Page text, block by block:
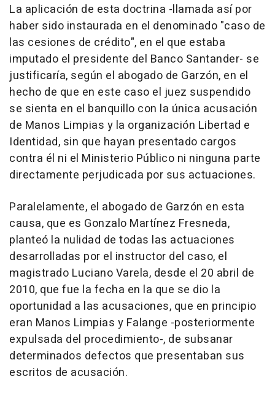
La aplicación de esta doctrina -llamada así por
haber sido instaurada en el denominado "caso de
las cesiones de crédito", en el que estaba
imputado el presidente del Banco Santander- se
justificaría, según el abogado de Garzón, en el
hecho de que en este caso el juez suspendido
se sienta en el banquillo con la única acusación
de Manos Limpias y la organización Libertad e
Identidad, sin que hayan presentado cargos
contra él ni el Ministerio Público ni ninguna parte
directamente perjudicada por sus actuaciones.
Paralelamente, el abogado de Garzón en esta
causa, que es Gonzalo Martínez Fresneda,
planteó la nulidad de todas las actuaciones
desarrolladas por el instructor del caso, el
magistrado Luciano Varela, desde el 20 abril de
2010, que fue la fecha en la que se dio la
oportunidad a las acusaciones, que en principio
eran Manos Limpias y Falange -posteriormente
expulsada del procedimiento-, de subsanar
determinados defectos que presentaban sus
escritos de acusación.